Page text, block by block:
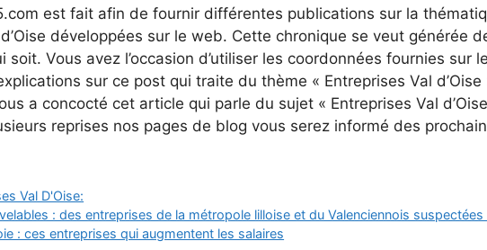
est fait afin de fournir différentes publications sur la
développées sur le web. Cette chronique se veut générée
soit. Vous avez l’occasion d’utiliser les coordonnées fournies sur
sur ce post qui traite du thème « Entreprises Val d’Oise
a concocté cet article qui parle du sujet « Entreprises Val
reprises nos pages de blog vous serez informé des
Val D'Oise:
: des entreprises de la métropole lilloise et du Valenciennois suspectées
: ces entreprises qui augmentent les salaires